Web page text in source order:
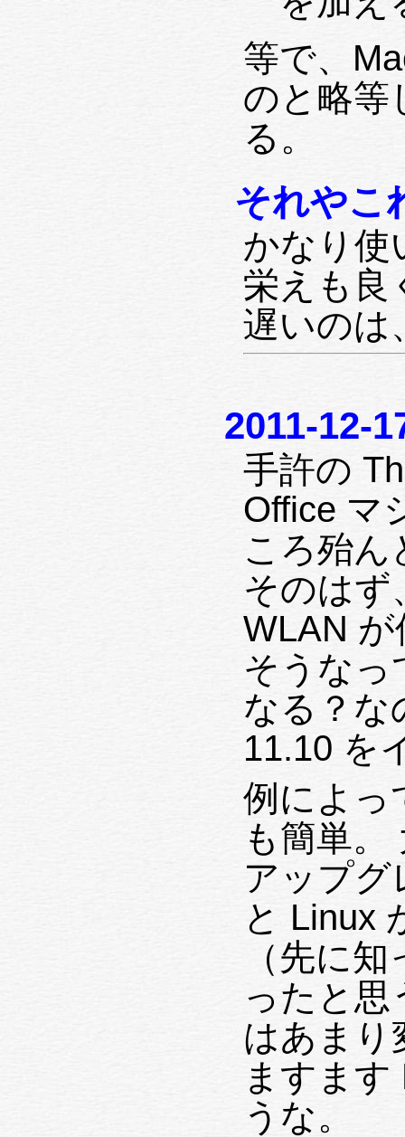
等で、
のと略等
る。
それやこ
かなり使
栄えも良
遅いのは
2011-12-
手許の
Office マ
ころ殆ん
そのはず
WLAN
そうなっ
なる？な
11.10 を
例によっ
も簡単
アップグ
と Linux
（先に
ったと思
はあまり
ますま
うな。